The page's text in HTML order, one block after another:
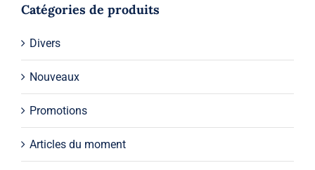
Catégories de produits
Divers
Nouveaux
Promotions
Articles du moment